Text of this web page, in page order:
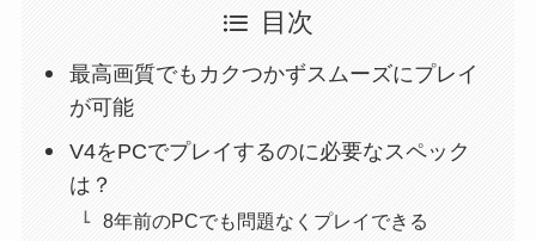
目次
最高画質でもカクつかずスムーズにプレイ
が可能
V4をPCでプレイするのに必要なスペック
は？
8年前のPCでも問題なくプレイできる